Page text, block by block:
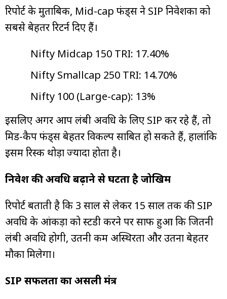
रिपोर्ट के मुताबिक, Mid-cap फंड्स ने SIP निवेशकों को
सबसे बेहतर रिटर्न दिए हैं।
Nifty Midcap 150 TRI: 17.40%
Nifty Smallcap 250 TRI: 14.70%
Nifty 100 (Large-cap): 13%
इसलिए अगर आप लंबी अवधि के लिए SIP कर रहे हैं, तो
मिड-कैप फंड्स बेहतर विकल्प साबित हो सकते हैं, हालांकि
इसमें रिस्क थोड़ा ज्यादा होता है।
निवेश की अवधि बढ़ाने से घटता है जोखिम
रिपोर्ट बताती है कि 3 साल से लेकर 15 साल तक की SIP
अवधि के आंकड़ों को स्टडी करने पर साफ हुआ कि जितनी
लंबी अवधि होगी, उतनी कम अस्थिरता और उतना बेहतर
मौका मिलेगा।
SIP सफलता का असली मंत्र